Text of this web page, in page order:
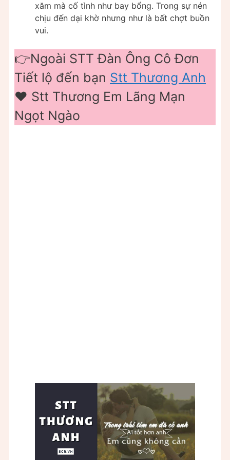
xăm mà cố tình như bay bổng. Trong sự nén
chịu đến dại khờ nhưng như là bất chợt buồn
vui.
👉Ngoài STT Đàn Ông Cô Đơn
Tiết lộ đến bạn Stt Thương Anh
❤️ Stt Thương Em Lãng Mạn
Ngọt Ngào